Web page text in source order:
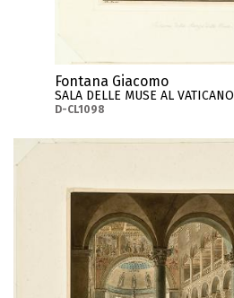
Fontana Giacomo
SALA DELLE MUSE AL VATICANO
D-CL1098